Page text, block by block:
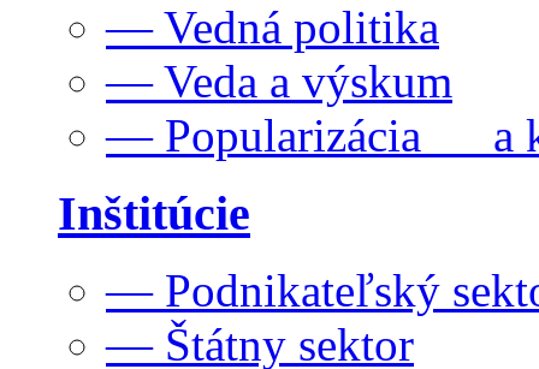
— Vedná politika
— Veda a výskum
— Popularizácia a
Inštitúcie
— Podnikateľský
— Štátny sektor